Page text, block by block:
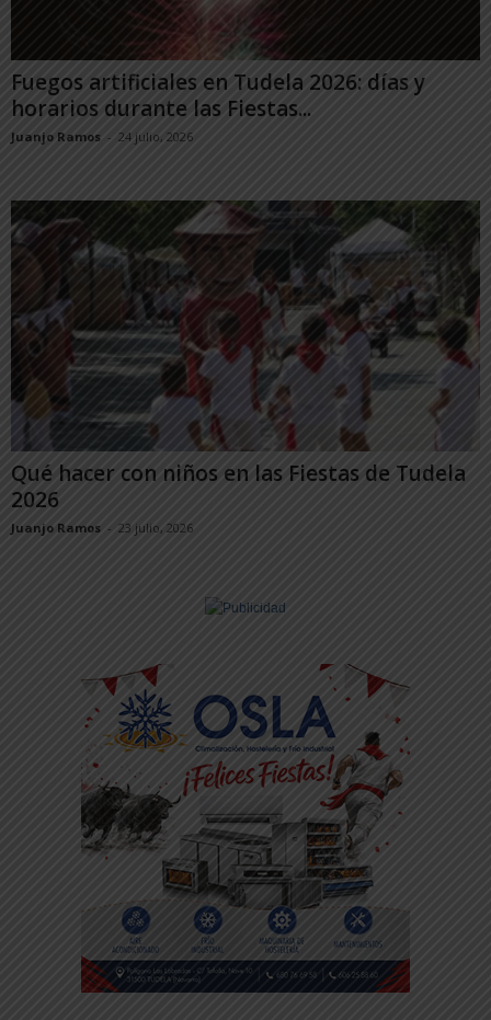
Fuegos artificiales en Tudela 2026: días y
horarios durante las Fiestas...
Juanjo Ramos - 24 julio, 2026
Qué hacer con niños en las Fiestas de Tudela
2026
Juanjo Ramos - 23 julio, 2026